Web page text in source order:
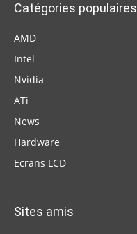
Catégories populaires
AMD
Intel
Nvidia
ATi
News
Hardware
Ecrans LCD
Sites amis